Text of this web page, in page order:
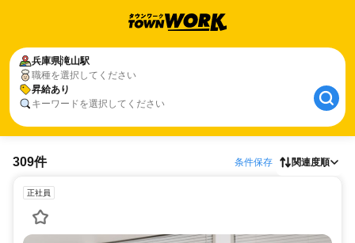
兵庫県滝山駅
職種を選択してください
昇給あり
キーワードを選択してください
309件 条件保存 関連度順
正社員